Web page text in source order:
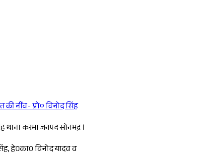
नींव- प्रो० विनोद सिंह
करमा जनपद सोनभद्र ।
हे0का0 विनोद यादव व